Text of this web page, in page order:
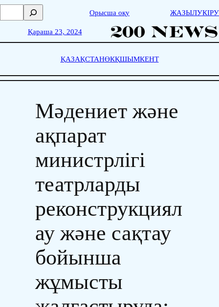
Skip
о
с
Орысша оқу ЖАЗЫЛУКІРУ
Қараша 23, 2024
ҚАЗАҚСТАНӨКҚШЫМКЕНТ
Мәдениет және
ақпарат
министрлігі
театрларды
реконструкциял
ау және сақтау
бойынша
жұмысты